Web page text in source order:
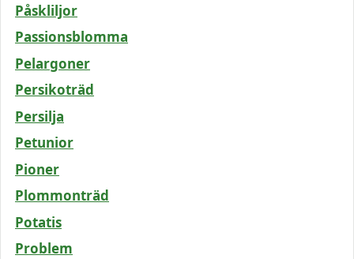
Påskliljor
Passionsblomma
Pelargoner
Persikoträd
Persilja
Petunior
Pioner
Plommonträd
Potatis
Problem